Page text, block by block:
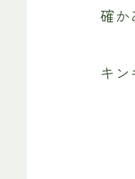
確か
キ